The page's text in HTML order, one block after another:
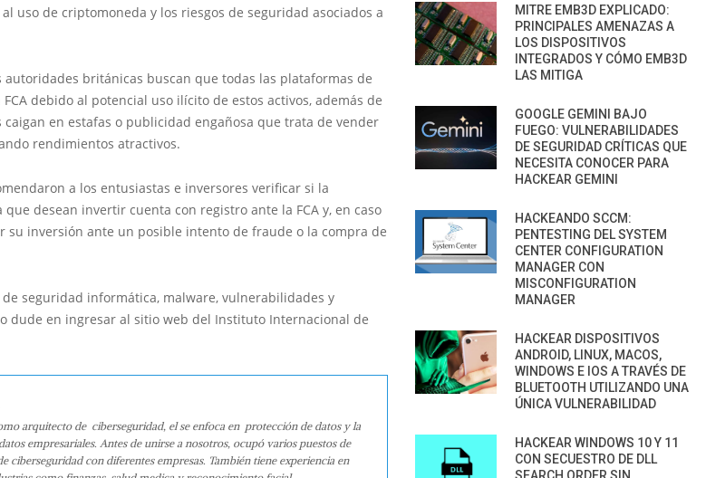
uso de criptomoneda y los riesgos de seguridad asociados a
autoridades británicas buscan que todas las plataformas de
debido al potencial uso ilícito de estos activos, además de
en estafas o publicidad engañosa que trata de vender
rendimientos atractivos.
a los entusiastas e inversores verificar si la
desean invertir cuenta con registro ante la FCA y, en caso
su inversión ante un posible intento de fraude o la compra de
de seguridad informática, malware, vulnerabilidades y
dude en ingresar al sitio web del Instituto Internacional de
arquitecto de ciberseguridad, el se enfoca en protección de datos y la
empresariales. Antes de unirse a nosotros, ocupó varios puestos de
ciberseguridad con diferentes empresas. También tiene experiencia en
MITRE EMB3D EXPLICADO:
PRINCIPALES AMENAZAS A
LOS DISPOSITIVOS
INTEGRADOS Y CÓMO EMB3D
LAS MITIGA
GOOGLE GEMINI BAJO
FUEGO: VULNERABILIDADES
DE SEGURIDAD CRÍTICAS QUE
NECESITA CONOCER PARA
HACKEAR GEMINI
HACKEANDO SCCM:
PENTESTING DEL SYSTEM
CENTER CONFIGURATION
MANAGER CON
MISCONFIGURATION
MANAGER
HACKEAR DISPOSITIVOS
ANDROID, LINUX, MACOS,
WINDOWS E IOS A TRAVÉS DE
BLUETOOTH UTILIZANDO UNA
ÚNICA VULNERABILIDAD
HACKEAR WINDOWS 10 Y 11
CON SECUESTRO DE DLL
SEARCH ORDER SIN